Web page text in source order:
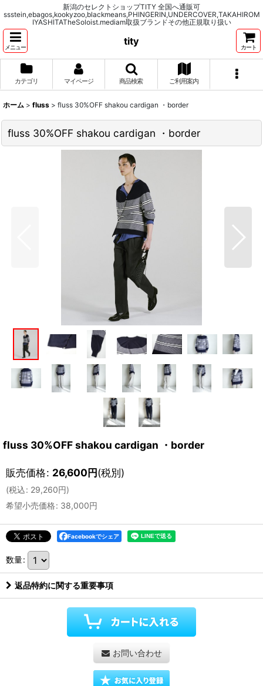
新潟のセレクトショップTITY 全国へ通販可
ssstein,ebagos,kookyzoo,blackmeans,PHINGERIN,UNDERCOVER,TAKAHIROM
IYASHITATheSoloist.mediam取扱ブランドその他正規取り扱い
メニュー
tity
カート
カテゴリ マイページ 商品検索 ご利用案内
ホーム > fluss > fluss 30%OFF shakou cardigan ・border
fluss 30%OFF shakou cardigan ・border
fluss 30%OFF shakou cardigan ・border
販売価格: 26,600円(税別)
(税込: 29,260円)
希望小売価格: 38,000円
Facebookでシェア
数量:
返品特約に関する重要事項
お問い合わせ